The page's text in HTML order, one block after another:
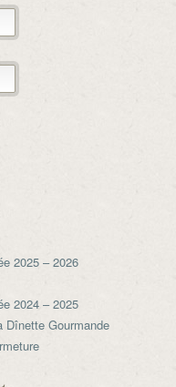
2025 – 2026
2024 – 2025
Dînette Gourmande